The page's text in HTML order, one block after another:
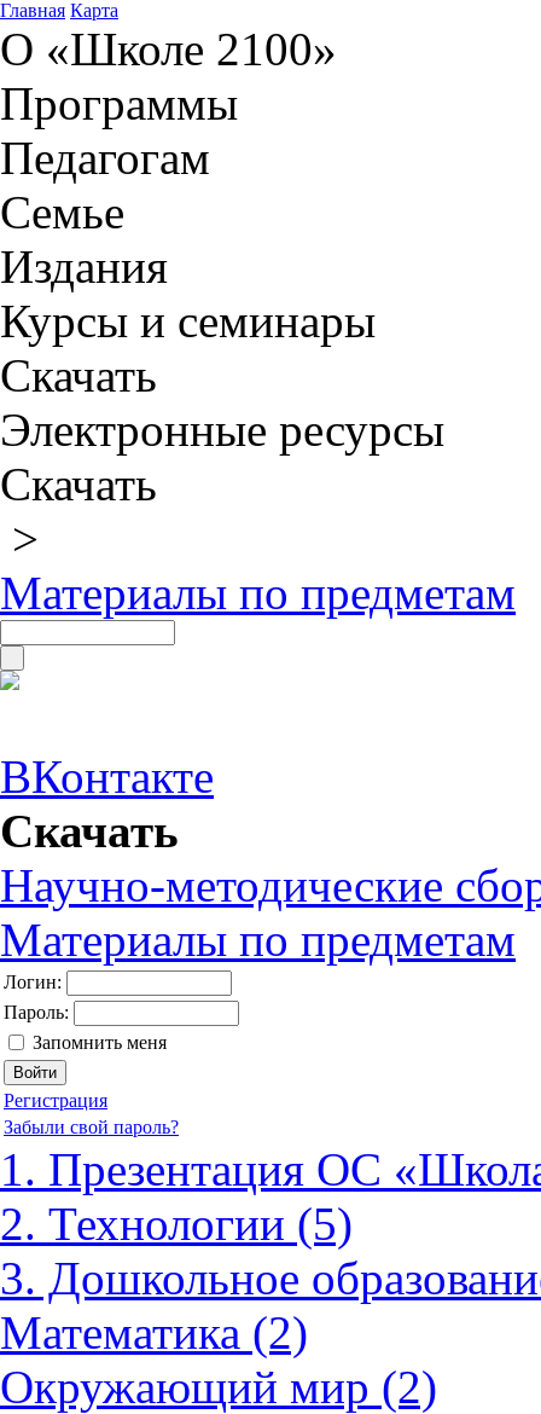
Главная Карта
О «Школе 2100»
Программы
Педагогам
Семье
Издания
Курсы и семинары
Скачать
Электронные ресурсы
Скачать
>
Материалы по предметам
ВКонтакте
Скачать
Научно-методические
Материалы по предметам
Логин:
Пароль:
Запомнить меня
Регистрация
Забыли свой пароль?
1. Презентация ОС
2. Технологии (5)
3. Дошкольное
Математика (2)
Окружающий мир (2)